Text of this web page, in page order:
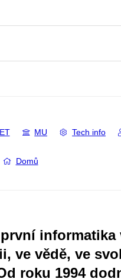
MU Tech info
Domů
informatika
ve vědě, ve
roku 1994